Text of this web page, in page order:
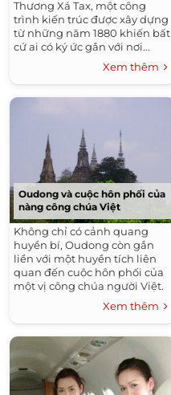
Thương Xá Tax, một công
trình kiến trúc được xây dựng
từ những năm 1880 khiến bất
cứ ai có ký ức gắn với nơi...
Xem thêm
Oudong và cuộc hôn phối của
nàng công chúa Việt
Không chỉ có cảnh quang
huyền bí, Oudong còn gắn
liền với một huyền tích liên
quan đến cuộc hôn phối của
một vị công chúa người Việt.
>>Ký sự: Hành trình trên đất
Ang Kor (Phần 1) >>Phần
2: Một góc nhìn khác về
Phnom penh
Xem thêm